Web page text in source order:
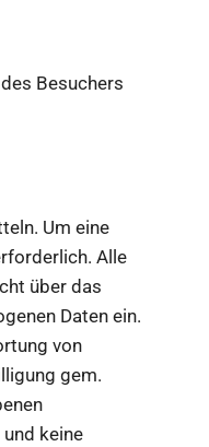
Besuchers
Um eine
Alle
über das
Daten ein.
von
gem.
keine